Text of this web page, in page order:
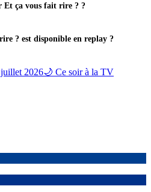
Et ça vous fait rire ? ?
? est disponible en replay ?
2026🌙 Ce soir à la TV